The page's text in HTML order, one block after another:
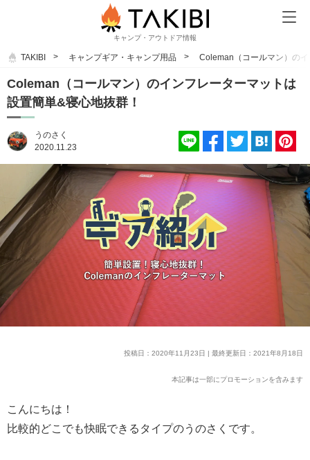
キャンプ・アウトドア情報
TAKIBI キャンプギア・キャンプ用品 Coleman（コールマン）の
Coleman（コールマン）のインフレーターマットは
設置簡単&寝心地抜群！
うのさく
2020.11.23
投稿日：2020年11月23日 | 最終更新日：2021年8月18日
本記事は一部にプロモーションを含みます
こんにちは！
比較的どこでも快眠できるタイプのうのさくです。